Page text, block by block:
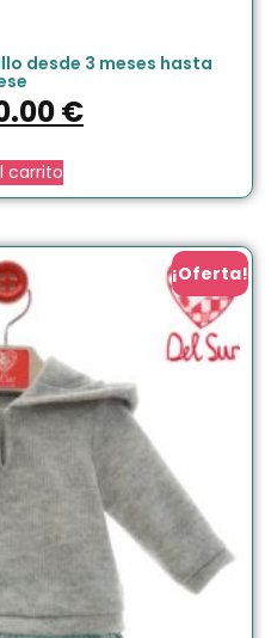
desde 3 meses hasta
€
carrito
¡Oferta!